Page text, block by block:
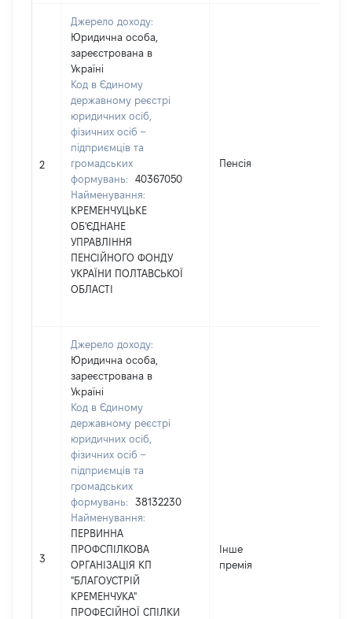
2
Джерело доходу:
Юридична особа,
зареєстрована в
Україні
Код в Єдиному
державному реєстрі
юридичних осіб,
фізичних осіб –
підприємців та
громадських
формувань:
40367050
Найменування:
КРЕМЕНЧУЦЬКЕ
ОБ'ЄДНАНЕ
УПРАВЛІННЯ
ПЕНСІЙНОГО ФОНДУ
УКРАЇНИ ПОЛТАВСЬКОЇ
ОБЛАСТІ
Пенсія
3
Джерело доходу:
Юридична особа,
зареєстрована в
Україні
Код в Єдиному
державному реєстрі
юридичних осіб,
фізичних осіб –
підприємців та
громадських
формувань:
38132230
Найменування:
ПЕРВИННА
ПРОФСПІЛКОВА
ОРГАНІЗАЦІЯ КП
"БЛАГОУСТРІЙ
КРЕМЕНЧУКА"
ПРОФЕСІЙНОЇ СПІЛКИ
Інше
премія